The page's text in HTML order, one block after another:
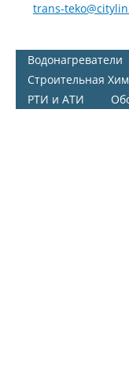
trans-
Водонагреватели
Строительная
РТИ и АТИ